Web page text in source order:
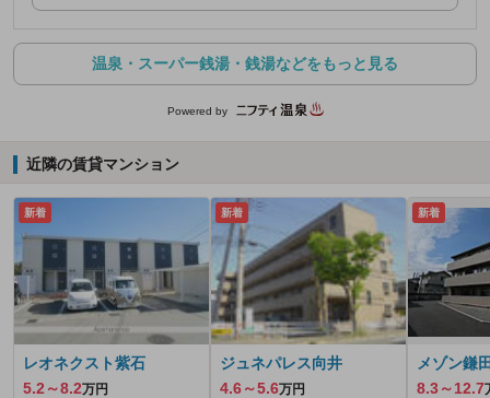
温泉・スーパー銭湯・銭湯などをもっと見る
Powered by
近隣の賃貸マンション
新着
レオネクスト紫石
5.2～8.2万円
新着
ジュネパレス向井
4.6～5.6万円
新着
メゾン鎌
8.3～12.7